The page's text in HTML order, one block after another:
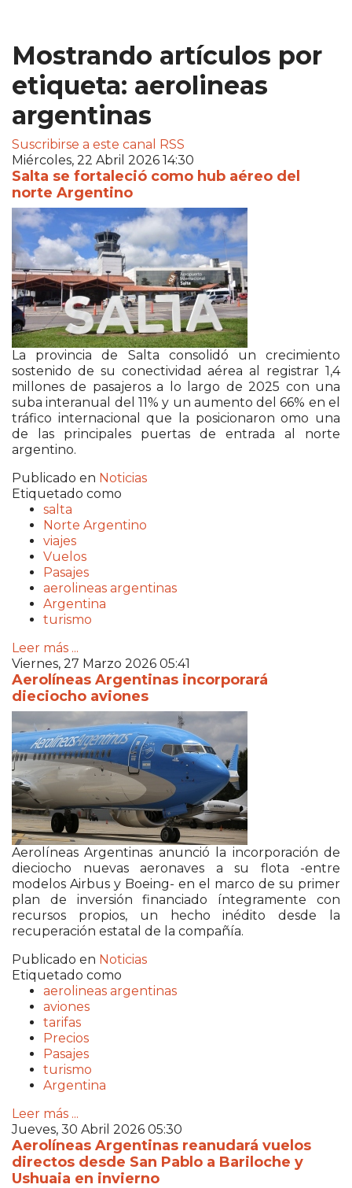
Mostrando artículos por
etiqueta: aerolineas
argentinas
Suscribirse a este canal RSS
Miércoles, 22 Abril 2026 14:30
Salta se fortaleció como hub aéreo del
norte Argentino
La provincia de Salta consolidó un crecimiento
sostenido de su conectividad aérea al registrar 1,4
millones de pasajeros a lo largo de 2025 con una
suba interanual del 11% y un aumento del 66% en el
tráfico internacional que la posicionaron omo una
de las principales puertas de entrada al norte
argentino.
Publicado en Noticias
Etiquetado como
salta
Norte Argentino
viajes
Vuelos
Pasajes
aerolineas argentinas
Argentina
turismo
Leer más ...
Viernes, 27 Marzo 2026 05:41
Aerolíneas Argentinas incorporará
dieciocho aviones
Aerolíneas Argentinas anunció la incorporación de
dieciocho nuevas aeronaves a su flota -entre
modelos Airbus y Boeing- en el marco de su primer
plan de inversión financiado íntegramente con
recursos propios, un hecho inédito desde la
recuperación estatal de la compañía.
Publicado en Noticias
Etiquetado como
aerolineas argentinas
aviones
tarifas
Precios
Pasajes
turismo
Argentina
Leer más ...
Jueves, 30 Abril 2026 05:30
Aerolíneas Argentinas reanudará vuelos
directos desde San Pablo a Bariloche y
Ushuaia en invierno